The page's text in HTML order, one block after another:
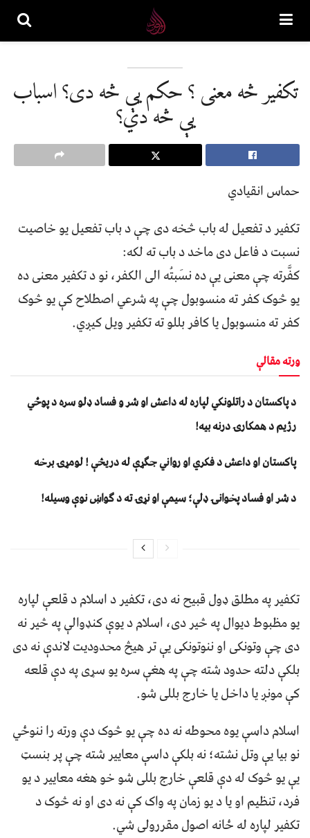
تکفير څه معنی ؟ حکم يې څه دی؟ اسباب
يې څه دي؟
حماس انقیادي
تکفير د تفعيل له باب څخه دی چې د باب تفعيل يو خاصيت
نسبت د فاعل دی ماخد د باب ته لکه:
کفَّرته چې معنی یې ده نسَبتُه الی الکفر، نو د تکفير معنی ده
يو څوک کفر ته منسوبول چې په شرعي اصطلاح کې يو څوک
کفر ته منسوبول يا کافر بللو ته تکفير ويل کيږي.
ورته مقالې
د پاکستان د راتلونکي لپاره له داعش او شر و فساد ډلو سره د پوځي
رژیم د همکارۍ درنه بیه!
پاکستان او داعش د فکري او رواني جګړې له دریڅې ! لومړۍ برخه
د شر او فساد پخوانۍ ډلې؛ سیمې او نړۍ ته د ګواښ نوې وسیله!
تکفير په مطلق ډول قبيح نه دی، تکفير د اسلام د قلعې لپاره
يو مظبوط ديوال په څير دی، اسلام د يوې کنډوالې په څير نه
دی چې وتونکی او ننوتونکی يې تر هيڅ محدوديت لاندې نه دی
بلکې دلته حدود شته چې په هغې سره يو سړی په دې قلعه
کې مونږ يا داخل يا خارج بللی شو.
اسلام داسې يوه محوطه نه ده چې يو څوک دې ورته را ننوځي
نو بيا يې وتل نشته؛ نه بلکې داسې معايير شته چې پر بنسټ
يې يو څوک له دې قلعې خارج بللی شو خو هغه معايير د يو
فرد، تنظيم او يا د يو زمان په واک کې نه دی او نه څوک د
تکفير لپاره له ځانه اصول مقررولی شي.